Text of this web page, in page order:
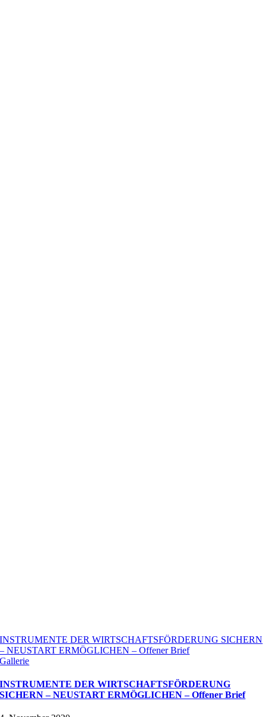
INSTRUMENTE DER WIRTSCHAFTSFÖRDERUNG SICHERN
– NEUSTART ERMÖGLICHEN – Offener Brief
Gallerie
INSTRUMENTE DER WIRTSCHAFTSFÖRDERUNG
SICHERN – NEUSTART ERMÖGLICHEN – Offener Brief